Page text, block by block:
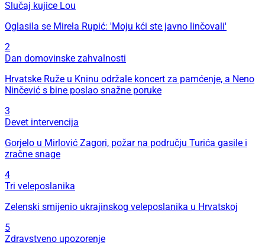
Slučaj kujice Lou
Oglasila se Mirela Rupić: 'Moju kći ste javno linčovali'
2
Dan domovinske zahvalnosti
Hrvatske Ruže u Kninu održale koncert za pamćenje, a Neno
Ninčević s bine poslao snažne poruke
3
Devet intervencija
Gorjelo u Mirlović Zagori, požar na području Turića gasile i
zračne snage
4
Tri veleposlanika
Zelenski smijenio ukrajinskog veleposlanika u Hrvatskoj
5
Zdravstveno upozorenje